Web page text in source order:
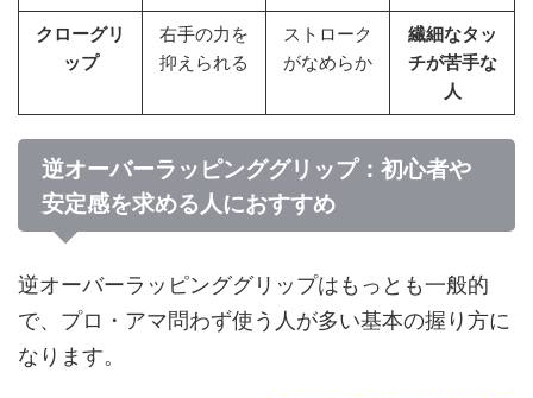
クローグリ
ップ
右手の力を
抑えられる
ストローク
がなめらか
繊細なタッ
チが苦手な
人
逆オーバーラッピンググリップ：初心者や
安定感を求める人におすすめ
逆オーバーラッピンググリップはもっとも一般的
で、プロ・アマ問わず使う人が多い基本の握り方に
なります。